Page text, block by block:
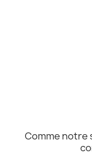
Comme notre